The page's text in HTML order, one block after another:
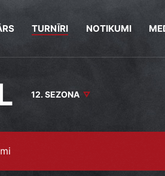
TURNĪRI NOTIKUMI
12. SEZONA